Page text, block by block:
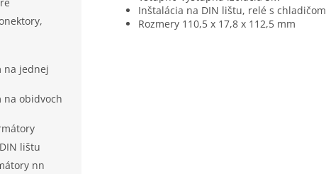
na jednej
na obidvoch
lištu
nn
Inštalácia na DIN lištu, relé s chladičom
Rozmery 110,5 x 17,8 x 112,5 mm